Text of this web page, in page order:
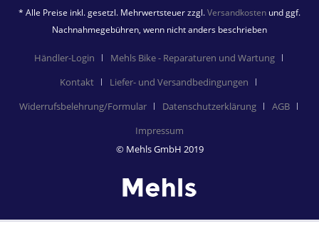
* Alle Preise inkl. gesetzl. Mehrwertsteuer zzgl.Versandkosten und ggf.
Nachnahmegebühren, wenn nicht anders beschrieben
Händler-Login
Mehls Bike - Reparaturen und Wartung
Kontakt
Liefer- und Versandbedingungen
Widerrufsbelehrung/Formular
Datenschutzerklärung
AGB
Impressum
© Mehls GmbH 2019